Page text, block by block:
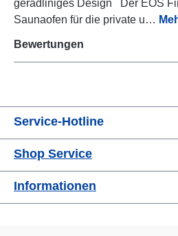
geradliniges Design Der EOS
Saunaofen für die private u…
Bewertungen
Service-Hotline
Shop Service
Informationen